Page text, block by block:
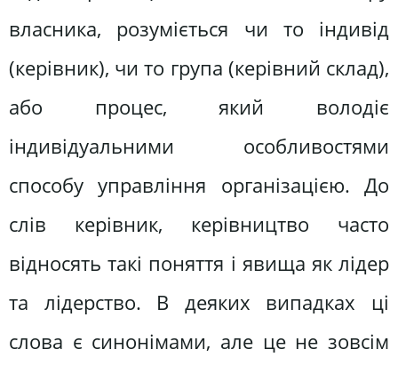
власника, розуміється чи то індивід
(керівник), чи то група (керівний склад),
або процес, який володіє
індивідуальними особливостями
способу управління організацією. До
слів керівник, керівництво часто
відносять такі поняття і явища як лідер
та лідерство. В деяких випадках ці
слова є синонімами, але це не зовсім